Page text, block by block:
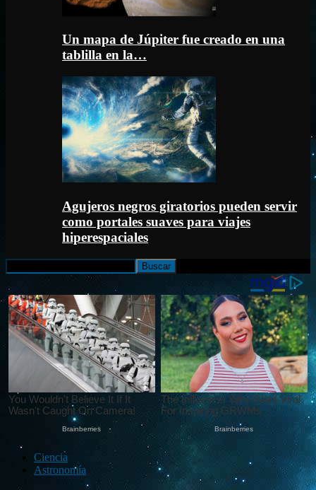
Un mapa de Júpiter fue creado en una
tablilla en la…
Agujeros negros giratorios pueden servir
como portales suaves para viajes
hiperespaciales
Ciencia
Astronomía